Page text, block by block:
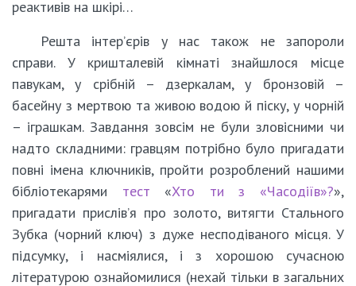
реактивів на шкірі…
Решта інтер’єрів у нас також не запороли
справи. У кришталевій кімнаті знайшлося місце
павукам, у срібній – дзеркалам, у бронзовій –
басейну з мертвою та живою водою й піску, у чорній
– іграшкам. Завдання зовсім не були зловісними чи
надто складними: гравцям потрібно було пригадати
повні імена ключників, пройти розроблений нашими
бібліотекарями тест «Хто ти з «Часодіїв»?»,
пригадати прислів’я про золото, витягти Стального
Зубка (чорний ключ) з дуже несподіваного місця. У
підсумку, і насміялися, і з хорошою сучасною
літературою ознайомилися (нехай тільки в загальних